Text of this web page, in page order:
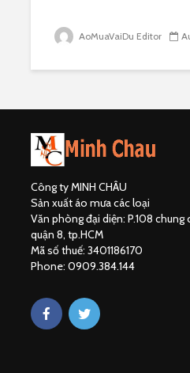
AoMuaVaiDu Editor
Công ty MINH CHÂU
Sản xuất áo mưa các loại
Văn phòng đại diện: P.108 chung
quận 8, tp.HCM
Mã số thuế: 3401186170
Phone: 0909.384.144